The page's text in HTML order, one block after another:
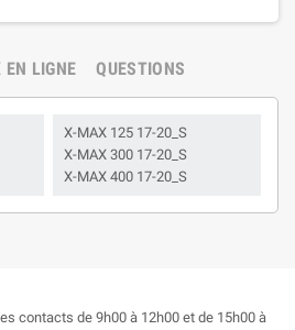
EN LIGNE QUESTIONS
X-MAX 125 17-20_S
X-MAX 300 17-20_S
X-MAX 400 17-20_S
contacts de 9h00 à 12h00 et de 15h00 à